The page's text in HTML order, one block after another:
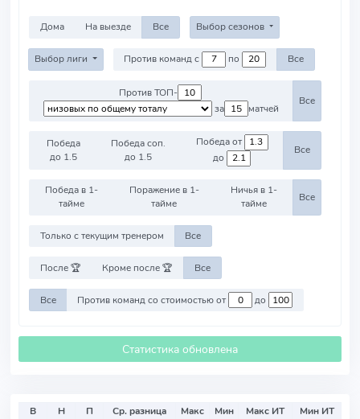
Дома На выезде Все Выбор сезонов
Выбор лиги Против команд с по Все
Против ТОП-
за
матчей
Все
Победа
до 1.5
Победа соп.
до 1.5
Победа от
до
Все
Победа в 1-
тайме
Поражение в 1-
тайме
Ничья в 1-
тайме
Все
Только с текущим тренером Все
После 🏆 Кроме после 🏆 Все
Все Против команд со стоимостью от до
Статистика обновлена
В Н П Ср. разница Макс Мин Макс ИТ
Мин ИТ